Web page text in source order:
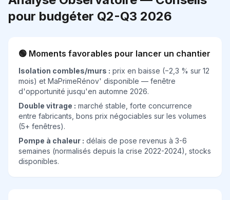
pour budgéter Q2-Q3 2026
🟢 Moments favorables pour lancer un chantier
Isolation combles/murs : prix en baisse (−2,3 % sur 12
mois) et MaPrimeRénov' disponible — fenêtre
d'opportunité jusqu'en automne 2026.
Double vitrage : marché stable, forte concurrence
entre fabricants, bons prix négociables sur les volumes
(5+ fenêtres).
Pompe à chaleur : délais de pose revenus à 3-6
semaines (normalisés depuis la crise 2022-2024), stocks
disponibles.